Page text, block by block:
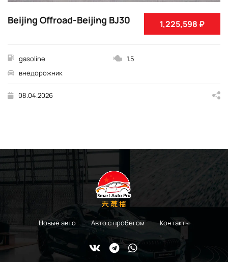
1,225,598 ₽
Beijing Offroad-Beijing BJ30
gasoline
1.5
внедорожник
08.04.2026
Новые авто Авто с пробегом Контакты